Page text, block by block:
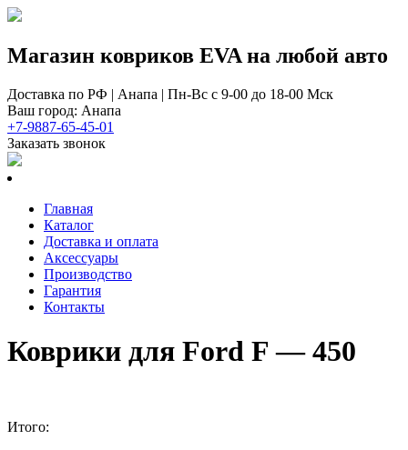
Магазин ковриков EVA ​на любой авто
Доставка по РФ | Анапа | Пн-Вс с 9-00 до 18-00 Мск
Ваш город: Анапа
+7-9887-65-45-01
Заказать звонок
Главная
Каталог
Доставка и оплата
Аксессуары
Производство
Гарантия
Контакты
Коврики для Ford F — 450
Итого: